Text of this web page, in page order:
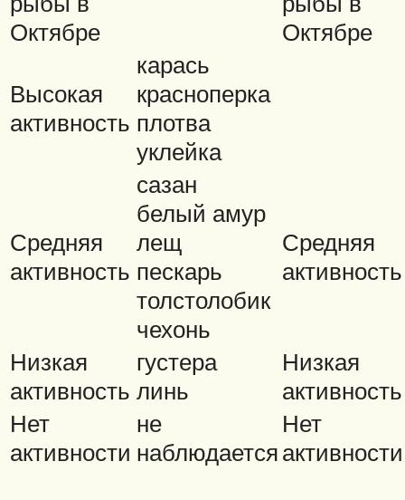
Октябре
Октябре
Высокая
активность
карась
красноперка
плотва
уклейка
Средняя
активность
сазан
белый амур
лещ
пескарь
толстолобик
чехонь
Средняя
активность
Низкая
активность
густера
линь
Низкая
активность
Нет
активности
не
наблюдается
Нет
активности